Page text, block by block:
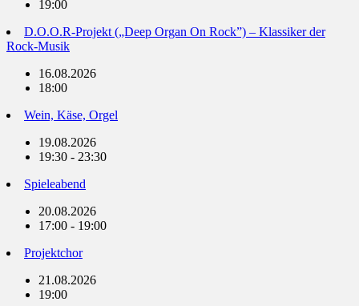
19:00
D.O.O.R-Projekt („Deep Organ On Rock”) – Klassiker der
Rock-Musik
16.08.2026
18:00
Wein, Käse, Orgel
19.08.2026
19:30 - 23:30
Spieleabend
20.08.2026
17:00 - 19:00
Projektchor
21.08.2026
19:00